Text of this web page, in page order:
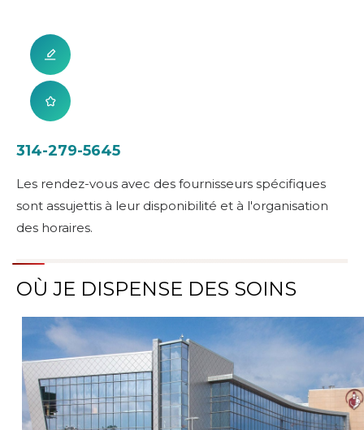
314-279-5645
Les rendez-vous avec des fournisseurs spécifiques
sont assujettis à leur disponibilité et à l'organisation
des horaires.
OÙ JE DISPENSE DES SOINS